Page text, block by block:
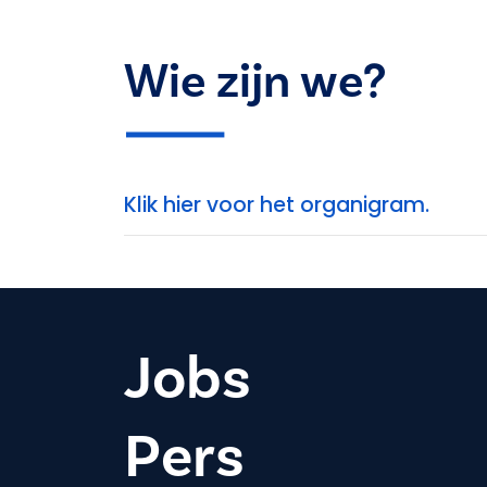
Wie zijn we?
Klik hier voor het organigram.
Jobs
Pers